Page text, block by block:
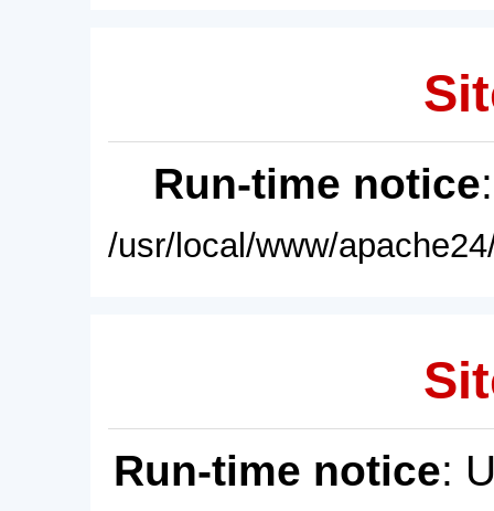
Run-time notice
/usr/local/www/
Run-time notice: